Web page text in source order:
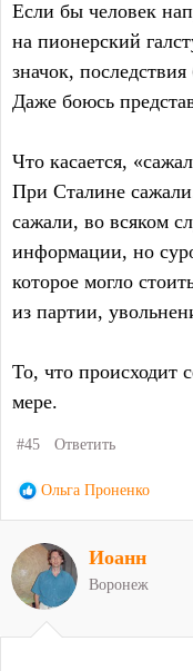
Если бы человек
на пионерский
значок,
Даже боюсь
Что касается,
При Сталине
сажали, во всяком
информации, но
которое могло
из партии,
То, что происходит
мере.
#45 Ответить
Р
к
и
Ольга Проненко
Иоанн
Воронеж